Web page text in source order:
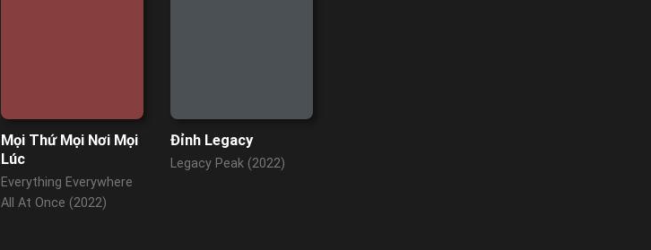
Mọi Thứ Mọi Nơi Mọi
Lúc
Everything Everywhere
All At Once (2022)
Đỉnh Legacy
Legacy Peak (2022)